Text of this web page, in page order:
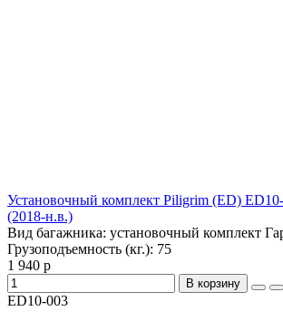
Установочный комплект Piligrim (ED)
(2018-н.в.)
Вид багажника: установочный комплект
Грузоподъемность (кг.): 75
1 940 р
В корзину
ED10-003